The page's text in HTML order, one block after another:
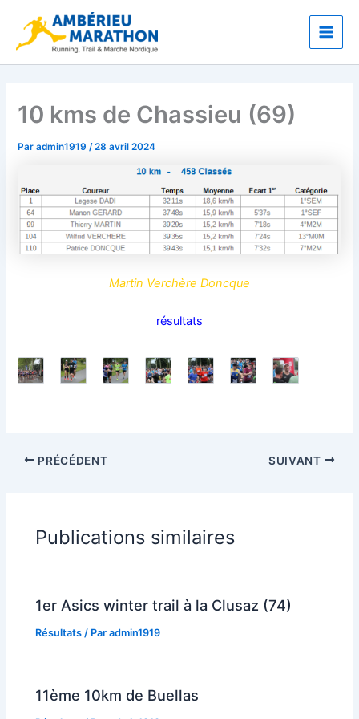
contenu
Main
10 kms de Chassieu (69)
Paradmin1919/28 avril 2024
Martin Verchère Doncque
résultats
PRÉCÉDENT SUIVANT
Publications similaires
1er Asics winter trail à la Clusaz (74)
Résultats / Paradmin1919
11ème 10km de Buellas